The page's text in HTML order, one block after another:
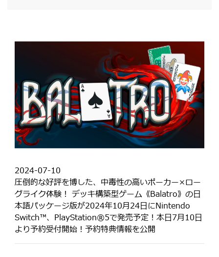
2024-07-10
圧倒的な好評を博した、中毒性の高いポーカー×ロー
グライク体験！ デッキ構築型ゲーム《Balatro》の日
本語パッケージ版が2024年10月24日にNintendo
Switch™️、PlayStation®5で発売予定！本日7月10日
より予約受付開始！予約特典情報を公開